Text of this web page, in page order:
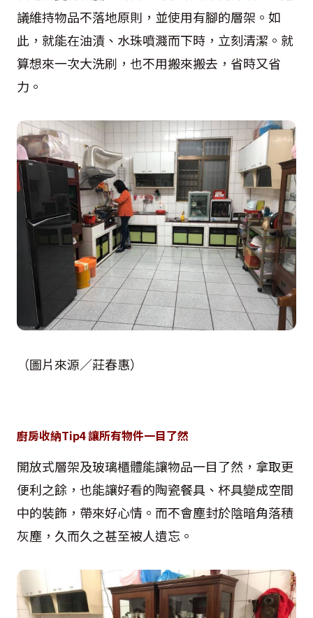
議維持物品不落地原則，並使用有腳的層架。如
此，就能在油漬、水珠噴濺而下時，立刻清潔。就
算想來一次大洗刷，也不用搬來搬去，省時又省
力。
（圖片來源／莊春惠）
廚房收納Tip4 讓所有物件一目了然
開放式層架及玻璃櫃體能讓物品一目了然，拿取更
便利之餘，也能讓好看的陶瓷餐具、杯具變成空間
中的裝飾，帶來好心情。而不會塵封於陰暗角落積
灰塵，久而久之甚至被人遺忘。